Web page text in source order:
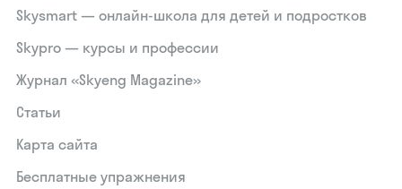
Skysmart — онлайн-школа для детей и подростков
Skypro — курсы и профессии
Журнал «Skyeng Magazine»
Статьи
Карта сайта
Бесплатные упражнения